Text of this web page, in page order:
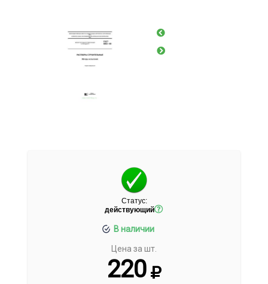
Статус:
действующий
В наличии
Цена за шт.
220